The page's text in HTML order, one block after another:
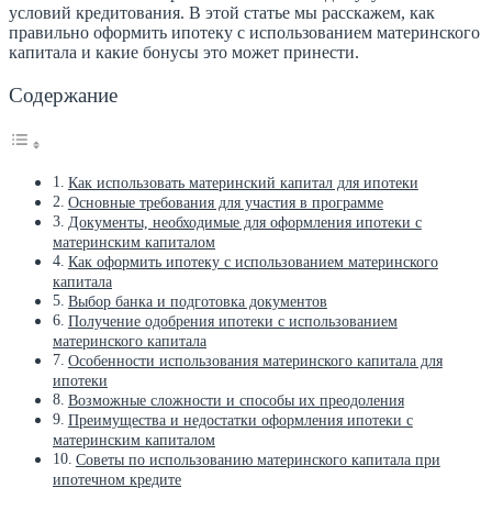
условий кредитования. В этой статье мы расскажем, как
правильно оформить ипотеку с использованием материнского
капитала и какие бонусы это может принести.
Содержание
Как использовать материнский капитал для ипотеки
Основные требования для участия в программе
Документы, необходимые для оформления ипотеки с
материнским капиталом
Как оформить ипотеку с использованием материнского
капитала
Выбор банка и подготовка документов
Получение одобрения ипотеки с использованием
материнского капитала
Особенности использования материнского капитала для
ипотеки
Возможные сложности и способы их преодоления
Преимущества и недостатки оформления ипотеки с
материнским капиталом
Советы по использованию материнского капитала при
ипотечном кредите